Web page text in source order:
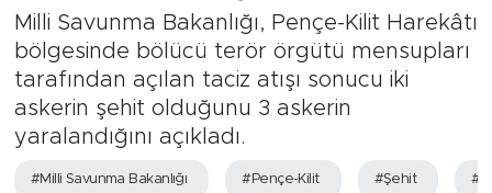
Milli Savunma Bakanlığı, Pençe-Kilit Harekâtı
bölgesinde bölücü terör örgütü mensupları
tarafından açılan taciz atışı sonucu iki
askerin şehit olduğunu 3 askerin
yaralandığını açıkladı.
#Milli Savunma Bakanlığı #Pençe-Kilit #Şehit
Güncel
Kültür
Teknoloji